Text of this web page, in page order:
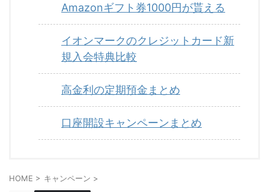
Amazonギフト券1000円が貰える
イオンマークのクレジットカード新
規入会特典比較
高金利の定期預金まとめ
口座開設キャンペーンまとめ
HOME > キャンペーン >